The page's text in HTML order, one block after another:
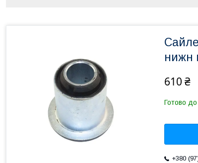
нижн
610 ₴
Готово до
+380